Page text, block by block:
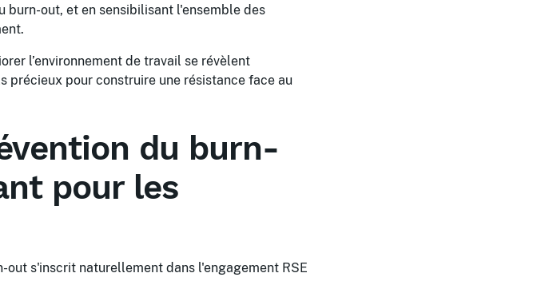
burn-out, et en sensibilisant l'ensemble des
l’environnement de travail se révèlent
pour construire une résistance face au
du burn-
pour les
s'inscrit naturellement dans l'engagement RSE